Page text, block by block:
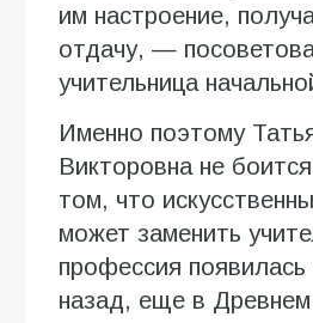
им настроение,
отдачу, —
учительница
Именно поэтому
Викторовна не
том, что
может заменить
профессия появилась
назад, еще в Древнем